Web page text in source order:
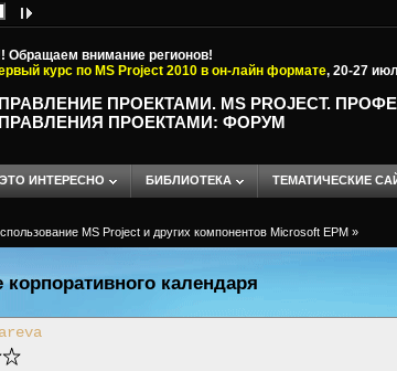
Обращаем внимание регионов!
курс по MS Project 2010 в он-лайн формате, 20-27
ПРОЕКТАМИ. MS PROJECT.
ПРОЕКТАМИ: ФОРУМ
ЭТО ИНТЕРЕСНО БИБЛИОТЕКА ТЕМАТИЧЕСКИЕ
MS Project и других компонентов Microsoft EPM »
корпоративного календаря